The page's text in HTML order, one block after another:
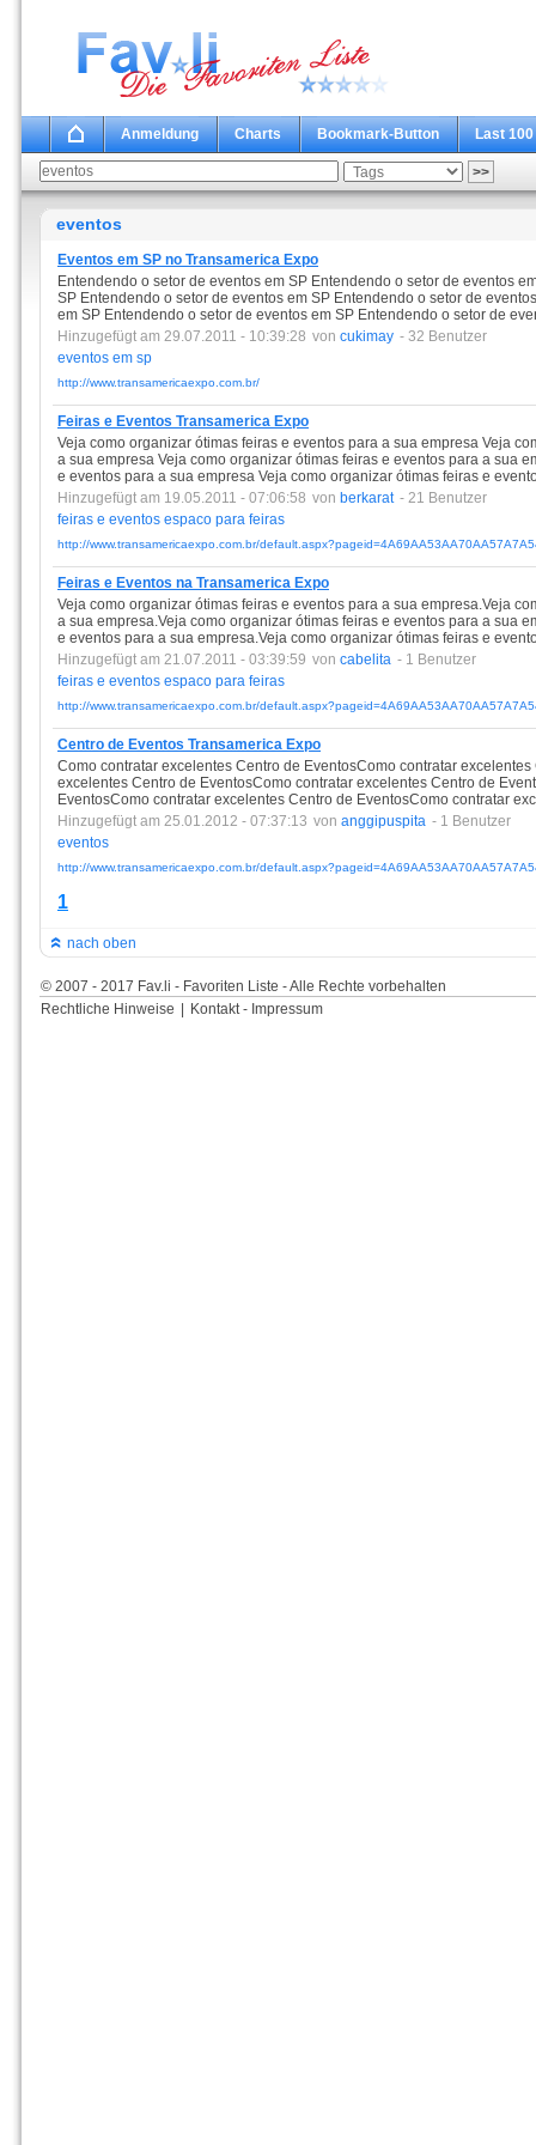
Anmeldung Charts Bookmark-Button Last 100
eventos
Eventos em SP no Transamerica Expo
Entendendo o setor de eventos em SP Entendendo o setor de eventos
SP Entendendo o setor de eventos em SP Entendendo o setor de
em SP Entendendo o setor de eventos em SP Entendendo o setor de
Hinzugefügt am 29.07.2011 - 10:39:28 von cukimay - 32 Benutzer
eventos em sp
http://www.transamericaexpo.com.br/
Feiras e Eventos Transamerica Expo
Veja como organizar ótimas feiras e eventos para a sua empresa Veja
a sua empresa Veja como organizar ótimas feiras e eventos para a sua
e eventos para a sua empresa Veja como organizar ótimas feiras e
Hinzugefügt am 19.05.2011 - 07:06:58 von berkarat - 21 Benutzer
feiras e eventos espaco para feiras
http://www.transamericaexpo.com.br/
Feiras e Eventos na Transamerica Expo
Veja como organizar ótimas feiras e eventos para a sua empresa.Veja
a sua empresa.Veja como organizar ótimas feiras e eventos para a sua
e eventos para a sua empresa.Veja como organizar ótimas feiras e
Hinzugefügt am 21.07.2011 - 03:39:59 von cabelita - 1 Benutzer
feiras e eventos espaco para feiras
http://www.transamericaexpo.com.br/
Centro de Eventos Transamerica Expo
Como contratar excelentes Centro de EventosComo contratar
excelentes Centro de EventosComo contratar excelentes Centro de
EventosComo contratar excelentes Centro de EventosComo contratar
Hinzugefügt am 25.01.2012 - 07:37:13 von anggipuspita - 1 Benutzer
eventos
http://www.transamericaexpo.com.br/
1
nach oben
© 2007 - 2017 Fav.li - Favoriten Liste - Alle Rechte vorbehalten
Rechtliche Hinweise
Kontakt - Impressum